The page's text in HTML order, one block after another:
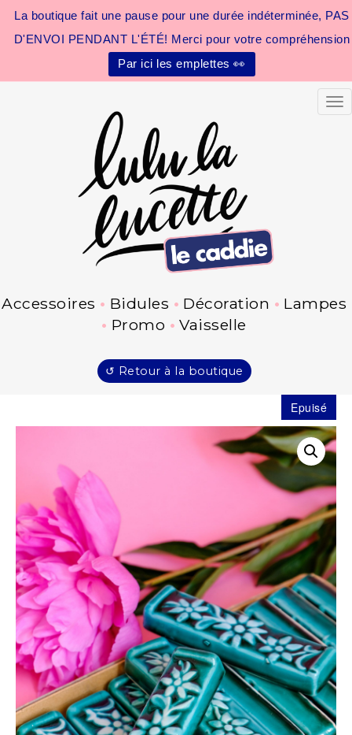
La boutique fait une pause pour une durée indéterminée, PAS
D'ENVOI PENDANT L'ÉTÉ! Merci pour votre compréhension
Par ici les emplettes 👀
Accessoires Bidules Décoration
Lampes
Promo
Vaisselle
↺ Retour à la boutique
Epuisé